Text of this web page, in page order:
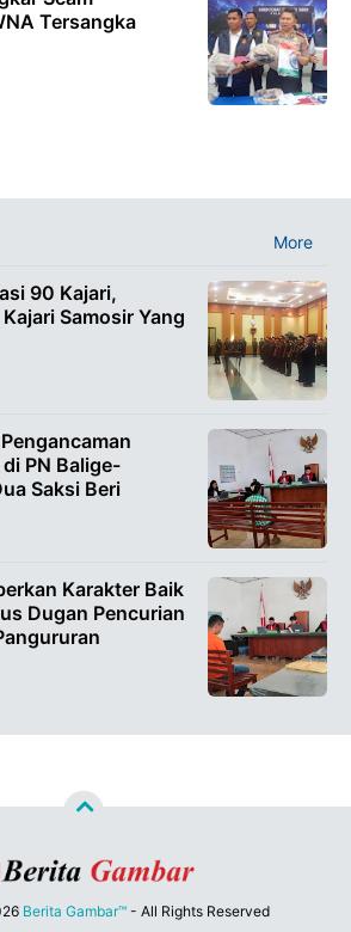
Tersangka
More
90 Kajari,
Samosir Yang
PN Balige-
Saksi Beri
Karakter Baik
Dugan Pencurian
Berita Gambar™- All Rights Reserved